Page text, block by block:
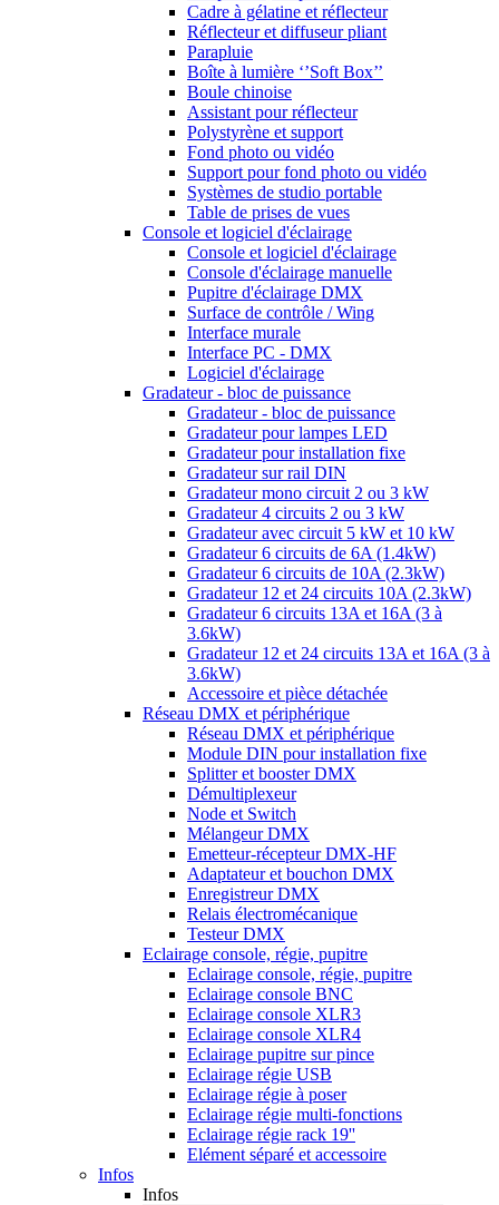
Cadre à gélatine et réflecteur
Réflecteur et diffuseur pliant
Parapluie
Boîte à lumière ‘’Soft Box’’
Boule chinoise
Assistant pour réflecteur
Polystyrène et support
Fond photo ou vidéo
Support pour fond photo ou vidéo
Systèmes de studio portable
Table de prises de vues
Console et logiciel d'éclairage
Console et logiciel d'éclairage
Console d'éclairage manuelle
Pupitre d'éclairage DMX
Surface de contrôle / Wing
Interface murale
Interface PC - DMX
Logiciel d'éclairage
Gradateur - bloc de puissance
Gradateur - bloc de puissance
Gradateur pour lampes LED
Gradateur pour installation fixe
Gradateur sur rail DIN
Gradateur mono circuit 2 ou 3 kW
Gradateur 4 circuits 2 ou 3 kW
Gradateur avec circuit 5 kW et 10 kW
Gradateur 6 circuits de 6A (1.4kW)
Gradateur 6 circuits de 10A (2.3kW)
Gradateur 12 et 24 circuits 10A (2.3kW)
Gradateur 6 circuits 13A et 16A (3 à
3.6kW)
Gradateur 12 et 24 circuits 13A et 16A (3 à
3.6kW)
Accessoire et pièce détachée
Réseau DMX et périphérique
Réseau DMX et périphérique
Module DIN pour installation fixe
Splitter et booster DMX
Démultiplexeur
Node et Switch
Mélangeur DMX
Emetteur-récepteur DMX-HF
Adaptateur et bouchon DMX
Enregistreur DMX
Relais électromécanique
Testeur DMX
Eclairage console, régie, pupitre
Eclairage console, régie, pupitre
Eclairage console BNC
Eclairage console XLR3
Eclairage console XLR4
Eclairage pupitre sur pince
Eclairage régie USB
Eclairage régie à poser
Eclairage régie multi-fonctions
Eclairage régie rack 19''
Elément séparé et accessoire
Infos
Infos